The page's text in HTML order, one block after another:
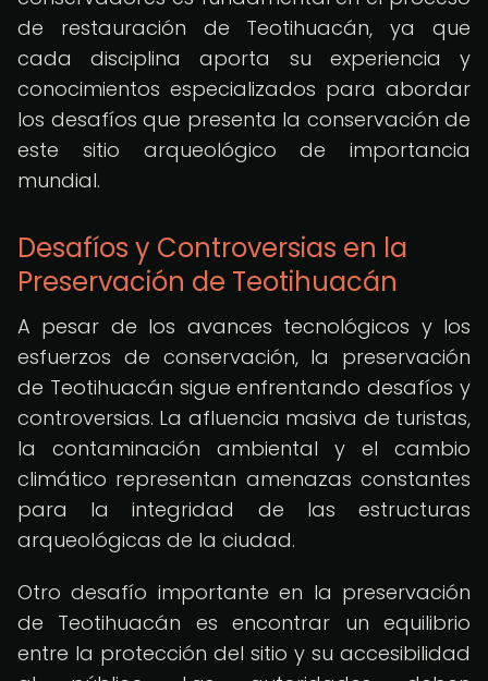
de restauración de Teotihuacán, ya que
cada disciplina aporta su experiencia y
conocimientos especializados para abordar
los desafíos que presenta la conservación de
este sitio arqueológico de importancia
mundial.
Desafíos y Controversias en la
Preservación de Teotihuacán
A pesar de los avances tecnológicos y los
esfuerzos de conservación, la preservación
de Teotihuacán sigue enfrentando desafíos y
controversias. La afluencia masiva de turistas,
la contaminación ambiental y el cambio
climático representan amenazas constantes
para la integridad de las estructuras
arqueológicas de la ciudad.
Otro desafío importante en la preservación
de Teotihuacán es encontrar un equilibrio
entre la protección del sitio y su accesibilidad